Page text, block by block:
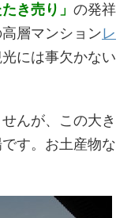
き売り」 の発祥
層マンションレ
には事欠かない
んが、この大き
す。お土産物な